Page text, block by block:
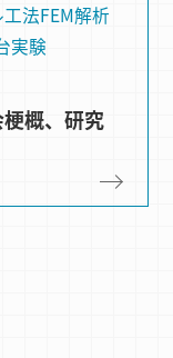
⼯法FEM解析
実験
概、研究